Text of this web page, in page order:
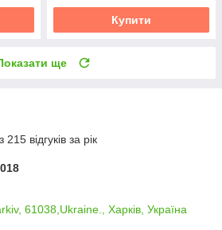
Купити
ще
відгуків за рік
61038,Ukraine., Харків, Україна